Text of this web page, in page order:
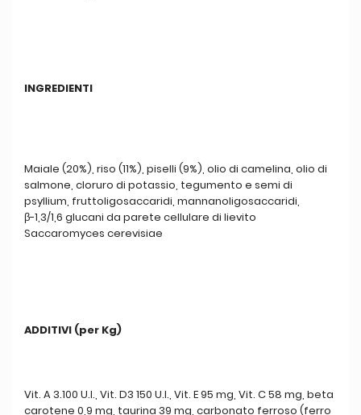
INGREDIENTI
Maiale (20%), riso (11%), piselli (9%), olio di camelina, olio di
salmone, cloruro di potassio, tegumento e semi di
psyllium, fruttoligosaccaridi, mannanoligosaccaridi,
β-1,3/1,6 glucani da parete cellulare di lievito
Saccaromyces cerevisiae
ADDITIVI (per Kg)
Vit. A 3.100 U.I., Vit. D3 150 U.I., Vit. E 95 mg, Vit. C 58 mg, beta
carotene 0,9 mg, taurina 39 mg, carbonato ferroso (ferro